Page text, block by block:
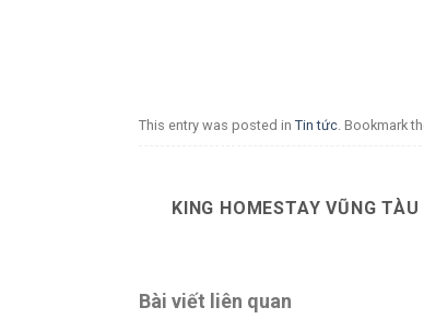
This entry was posted in Tin tức. Bookmark
KING HOMESTAY VŨNG TÀU
Bài viết liên quan